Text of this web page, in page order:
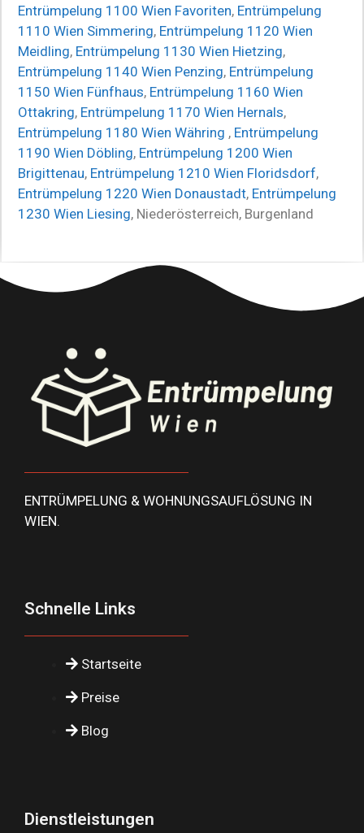
Entrümpelung 1100 Wien Favoriten, Entrümpelung
1110 Wien Simmering, Entrümpelung 1120 Wien
Meidling, Entrümpelung 1130 Wien Hietzing,
Entrümpelung 1140 Wien Penzing, Entrümpelung
1150 Wien Fünfhaus, Entrümpelung 1160 Wien
Ottakring, Entrümpelung 1170 Wien Hernals,
Entrümpelung 1180 Wien Währing , Entrümpelung
1190 Wien Döbling, Entrümpelung 1200 Wien
Brigittenau, Entrümpelung 1210 Wien Floridsdorf,
Entrümpelung 1220 Wien Donaustadt, Entrümpelung
1230 Wien Liesing, Niederösterreich, Burgenland
ENTRÜMPELUNG & WOHNUNGSAUFLÖSUNG IN
WIEN.
Schnelle Links
Startseite
Preise
Blog
Dienstleistungen